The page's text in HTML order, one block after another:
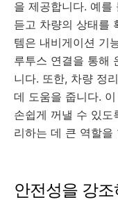
을 제공합니다. 예를
듣고 차량의 상태를
템은 내비게이션 기
루투스 연결을 통해
니다. 또한, 차량 정
데 도움을 줍니다.
손쉽게 꺼낼 수 있도
리하는 데 큰 역할을
안전성을 강